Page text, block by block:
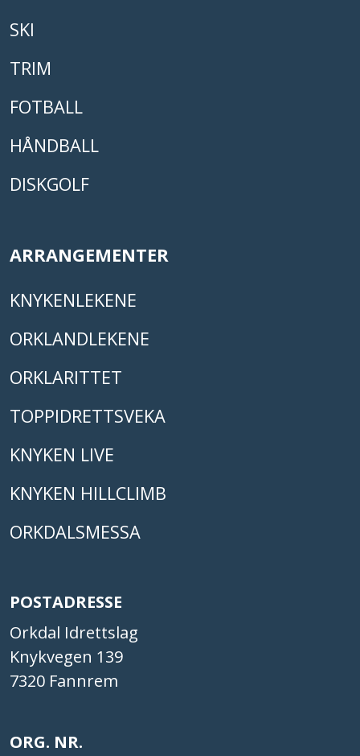
SKI
TRIM
FOTBALL
HÅNDBALL
DISKGOLF
ARRANGEMENTER
KNYKENLEKENE
ORKLANDLEKENE
ORKLARITTET
TOPPIDRETTSVEKA
KNYKEN LIVE
KNYKEN HILLCLIMB
ORKDALSMESSA
POSTADRESSE
Orkdal Idrettslag
Knykvegen 139
7320 Fannrem
ORG. NR.